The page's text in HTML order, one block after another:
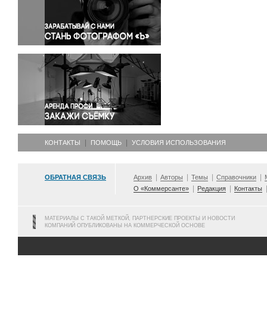
Правосудие
Происшествия и конфликты
Религия
Светская жизнь
Спорт
Экология
Экономика и бизнес
КОНТАКТЫ ПОМОЩЬ УСЛОВИЯ ИСПОЛЬЗОВАНИЯ
ОБРАТНАЯ СВЯЗЬ Архив Авторы Темы Справочники
О «Коммерсанте»
Редакция Контакты
МАТЕРИАЛЫ С ТАКОЙ МЕТКОЙ, ПАРТНЕРСКИЕ ПРОЕКТЫ И НОВОСТИ
КОМПАНИЙ ОПУБЛИКОВАНЫ НА КОММЕРЧЕСКОЙ ОСНОВЕ